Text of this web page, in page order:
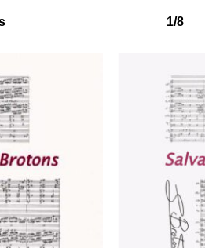
a la cistella.
Go to shop
1/8